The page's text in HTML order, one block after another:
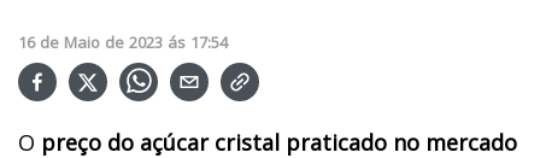
16 de Maio de 2023 ás 17:54
O preço do açúcar cristal praticado no mercado